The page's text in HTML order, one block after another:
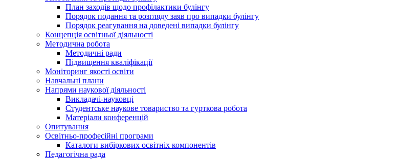
План заходів щодо профілактики булінгу
Порядок подання та розгляду заяв про випадки булінгу
Порядок реагування на доведені випадки булінгу
Концепція освітньої діяльності
Методична робота
Методичні ради
Підвищення кваліфікації
Моніторинг якості освіти
Навчальні плани
Напрями наукової діяльності
Викладачі-науковці
Студентське наукове товариство та гурткова робота
Матеріали конференцій
Опитування
Освітньо-професійні програми
Каталоги вибіркових освітніх компонентів
Педагогічна рада